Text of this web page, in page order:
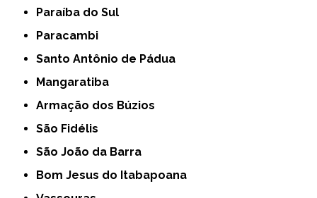
Paraíba do Sul
Paracambi
Santo Antônio de Pádua
Mangaratiba
Armação dos Búzios
São Fidélis
São João da Barra
Bom Jesus do Itabapoana